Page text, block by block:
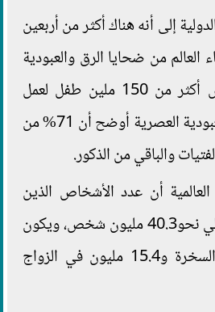
إلى أنه هناك أكثر من أربعين
من ضحايا الرق والعبودية
الحديثة، حيث يتعرض أكثر من 150 ملين طفل لعمل
الأطفال، ففي تقرير العبودية العصرية أوضح أن 71% من
والباقي من الذكور.
أن عدد الأشخاص الذين
يعيشون في الرق حوالي نحو40.3 مليون شخص، ويكون
من بينهم 24.9 في السخرة و15.4 مليون في الزواج